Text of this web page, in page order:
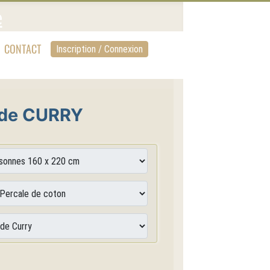
CONTACT Inscription / Connexion
CURRY